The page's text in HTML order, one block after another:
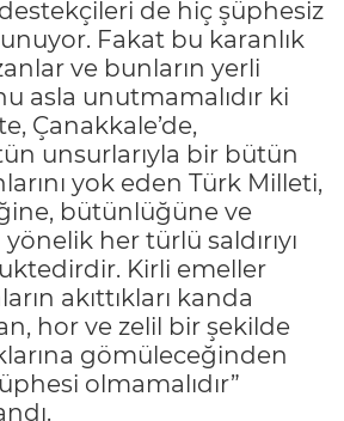
de hiç şüphesiz
Fakat bu karanlık
ve bunların yerli
asla unutmamalıdır ki
Çanakkale’de,
unsurlarıyla bir bütün
yok eden Türk Milleti,
bütünlüğüne ve
yönelik her türlü saldırıyı
Kirli emeller
akıttıkları kanda
hor ve zelil bir şekilde
gömüleceğinden
olmamalıdır”